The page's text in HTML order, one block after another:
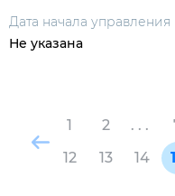
Дата начала управления
Не указана
1 2 . . .
12
13 14